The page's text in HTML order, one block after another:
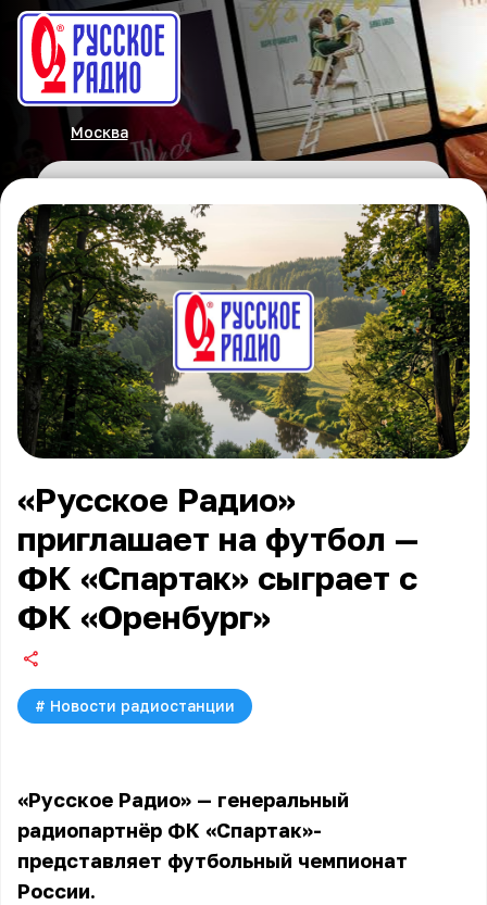
Москва
«Русское Радио»
приглашает на футбол —
ФК «Спартак» сыграет с
ФК «Оренбург»
# Новости радиостанции
«Русское Радио» — генеральный
радиопартнёр ФК «Спартак»-
представляет футбольный чемпионат
России.